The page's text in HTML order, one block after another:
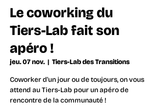
Le coworking du
Tiers-Lab fait son
apéro !
jeu. 07 nov.
  |
Tiers-Lab des Transitions
Coworker d'un jour ou de toujours, on vous
attend au Tiers-Lab pour un apéro de
rencontre de la communauté !